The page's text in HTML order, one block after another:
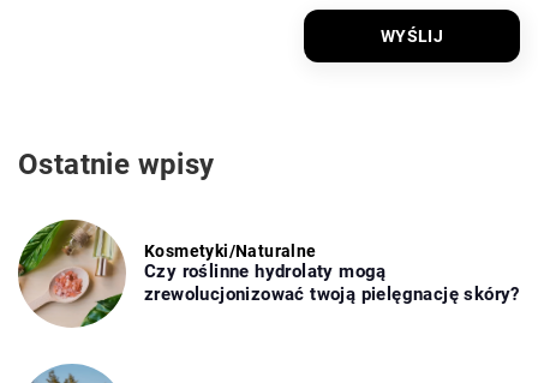
Ostatnie wpisy
Kosmetyki/Naturalne
Czy roślinne hydrolaty mogą
zrewolucjonizować twoją pielęgnację skóry?